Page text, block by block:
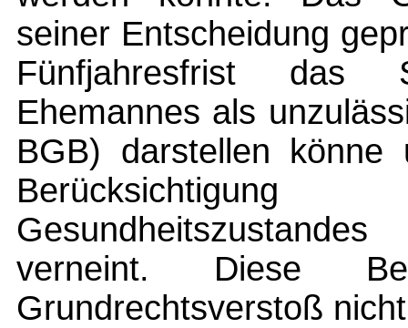
seiner Entscheidung
Fünfjahresfrist das
Ehemannes als
BGB) darstellen
verneint. Diese
Grundrechtsverstoß